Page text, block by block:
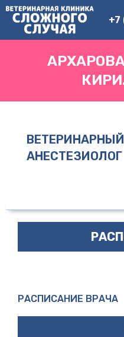
+7
АНЕСТЕЗИОЛОГ
РАСПИСАНИЕ ВРАЧА